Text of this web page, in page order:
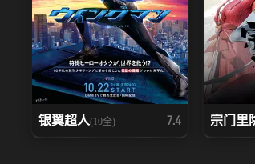
银翼超人(10全) 7.4 宗门里